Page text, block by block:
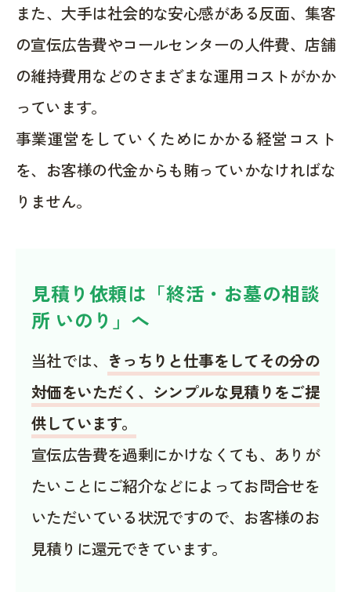
また、大手は社会的な安心感がある反面、集客
の宣伝広告費やコールセンターの人件費、店舗
の維持費用などのさまざまな運用コストがかか
っています。
事業運営をしていくためにかかる経営コスト
を、お客様の代金からも賄っていかなければな
りません。
見積り依頼は「終活・お墓の相談
所 いのり」へ
当社では、 きっちりと仕事をしてその分の
対価をいただく、シンプルな見積りをご提
供しています。
宣伝広告費を過剰にかけなくても、ありが
たいことにご紹介などによってお問合せを
いただいている状況ですので、お客様のお
見積りに還元できています。